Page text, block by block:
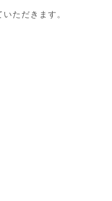
ただきます。